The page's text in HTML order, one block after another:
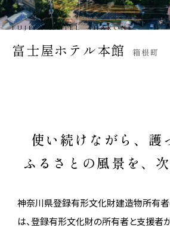
IGARASHI STORE · HADANO
五十嵐商店 秦野市
使い続けながら、護
ふるさとの風景を、次
神奈川県登録有形文化財建造物所有者
は、登録有形文化財の所有者と支援者が